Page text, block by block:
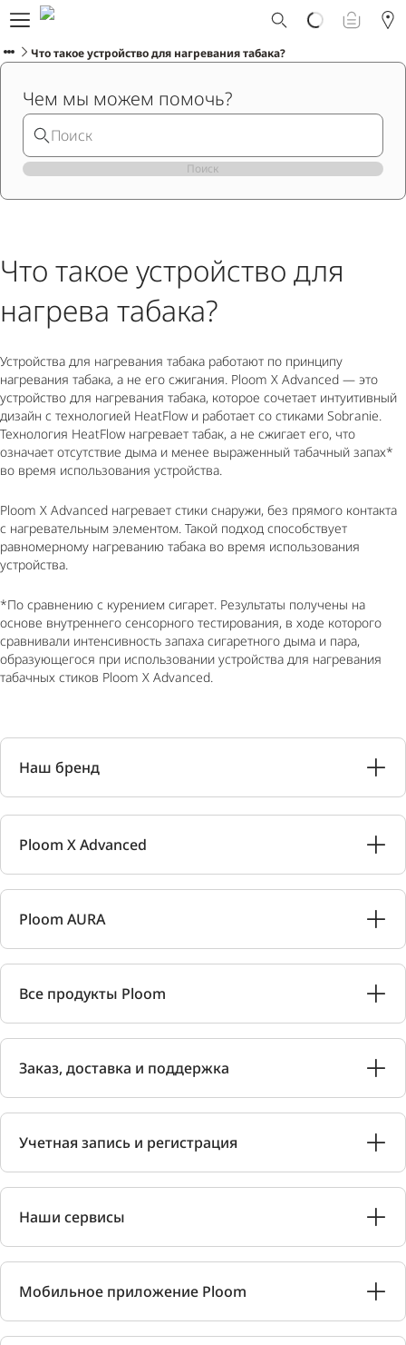
Что такое Ploom AURA?
Каталог
Смарт Апгрейд
Служба поддержки Ploom
Взять в прокат устройство
Фирменные магазины
Что такое устройство для нагревания табака?
Чем мы можем помочь?
Поиск
Что такое устройство для
нагрева табака?
Устройства для нагревания табака работают по принципу
нагревания табака, а не его сжигания. Ploom X Advanced — это
устройство для нагревания табака, которое сочетает интуитивный
дизайн с технологией HeatFlow и работает со стиками Sobranie.
Технология HeatFlow нагревает табак, а не сжигает его, что
означает отсутствие дыма и менее выраженный табачный запах*
во время использования устройства.
Ploom X Advanced нагревает стики снаружи, без прямого контакта
с нагревательным элементом. Такой подход способствует
равномерному нагреванию табака во время использования
устройства.
*По сравнению с курением сигарет. Результаты получены на
основе внутреннего сенсорного тестирования, в ходе которого
сравнивали интенсивность запаха сигаретного дыма и пара,
образующегося при использовании устройства для нагревания
табачных стиков Ploom X Advanced.
Наш бренд
Ploom X Advanced
Ploom AURA
Все продукты Ploom
Заказ, доставка и поддержка
Учетная запись и регистрация
Наши сервисы
Мобильное приложение Ploom